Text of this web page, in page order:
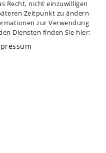
Versandkosten
In den Warenkorb
Recht, nicht einzuwilligen
Zeitpunkt zu ändern
zur Verwendung
Diensten finden Sie hier: